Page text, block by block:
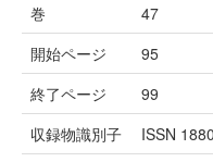
巻
47
開始ページ
95
終了ページ
99
収録物識別子
ISSN